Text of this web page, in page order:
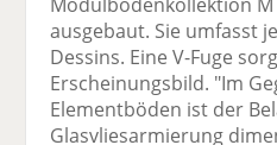
ausgebaut. Sie umfasst
Dessins. Eine V-Fuge
Erscheinungsbild. "Im
Elementböden ist der
Glasvliesarmierung